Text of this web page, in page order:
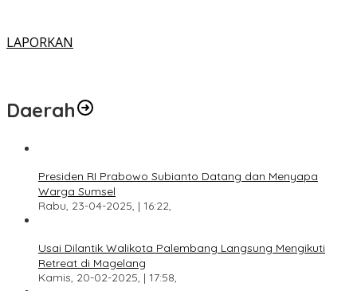
LAPORKAN
Daerah
Presiden RI Prabowo Subianto Datang dan Menyapa
Warga Sumsel
Rabu, 23-04-2025, | 16:22,
Usai Dilantik Walikota Palembang Langsung Mengikuti
Retreat di Magelang
Kamis, 20-02-2025, | 17:58,